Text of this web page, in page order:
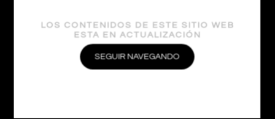
Otras Coberturas
Scaloni enojado por el mal estado del campo de
juego en el debut de la Copa América 2021
LOS CONTENIDOS DE ESTE SITIO WEB
ESTA EN ACTUALIZACIÓN
SEGUIR NAVEGANDO